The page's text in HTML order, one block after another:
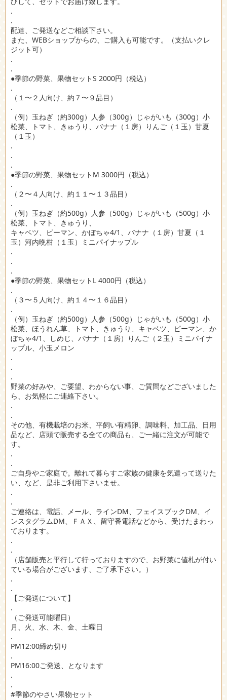
.
.
配達、ご発送などご相談下さい。
また、WEBショップからの、ご購入も可能です。（支払いクレ
ジット可）
.
.
●季節の野菜、果物セットS 2000円（税込）
.
（１〜２人向け、約７〜９品目）
.
（例）玉ねぎ（約300g）人参（300g）じゃがいも（300g）小
松菜、トマト、きゅうり、バナナ（１房）りんご（１玉）甘夏
（１玉）
.
.
.
●季節の野菜、果物セットM 3000円（税込）
.
（２〜４人向け、約１１〜１３品目）
.
（例）玉ねぎ（約500g）人参（500g）じゃがいも（500g）小
松菜、トマト、きゅうり、
キャベツ、ピーマン、かぼちゃ4/1、バナナ（１房）甘夏（１
玉）河内晩柑（１玉）ミニパイナップル
.
.
.
●季節の野菜、果物セットL 4000円（税込）
.
（３〜５人向け、約１４〜１６品目）
.
（例）玉ねぎ（約500g）人参（500g）じゃがいも（500g）小
松菜、ほうれん草、トマト、きゅうり、キャベツ、ピーマン、か
ぼちゃ4/1、しめじ、バナナ（１房）りんご（２玉）ミニパイナ
ップル、小玉メロン
.
.
.
野菜の好みや、ご要望、わからない事、ご質問などございました
ら、お気軽にご連絡下さい。
.
.
その他、有機栽培のお米、平飼い有精卵、調味料、加工品、日用
品など、店頭で販売する全ての商品も、ご一緒に注文が可能で
す。
.
.
ご自身やご家庭で。離れて暮らすご家族の健康を気遣って送りた
い、など、是非ご利用下さいませ。
.
.
ご連絡は、電話、メール、ラインDM、フェイスブックDM、イ
ンスタグラムDM、ＦＡＸ、留守番電話などから、受けたまわっ
ております。
.
.
（店舗販売と平行して行っておりますので、お野菜に値札が付い
ている場合がございます、ご了承下さい。）
.
.
【ご発送について】
.
（ご発送可能曜日）
月、火、水、木、金、土曜日
.
PM12:00締め切り
.
PM16:00ご発送、となります
.
.
#季節のやさい果物セット